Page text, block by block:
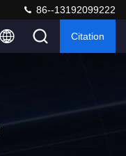
86--13192099222
Citation